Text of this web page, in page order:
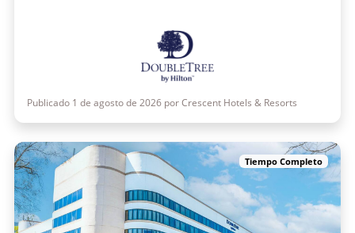
Publicado 1 de agosto de 2026 por Crescent Hotels & Resorts
Tiempo Completo